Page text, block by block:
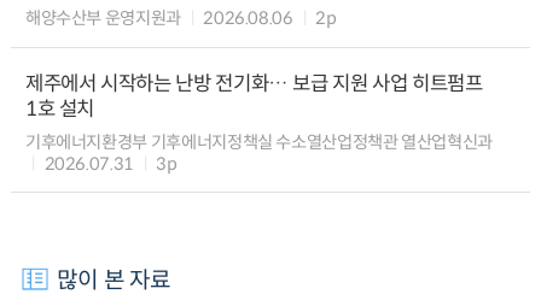
해양수산부 운영지원과 2026.08.06 2p
제주에서 시작하는 난방 전기화… 보급 지원 사업 히트펌프
1호 설치
기후에너지환경부 기후에너지정책실 수소열산업정책관 열산업혁신과
2026.07.31
3p
많이 본 자료